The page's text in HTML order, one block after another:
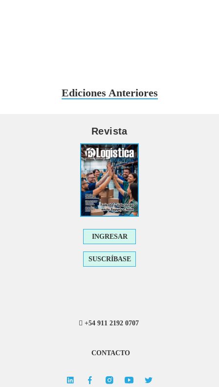
Ediciones Anteriores
Revista
INGRESAR
SUSCRÍBASE
+54 911 2192 0707
CONTACTO